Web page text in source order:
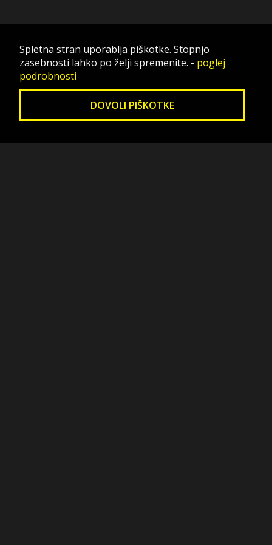
Spletna stran uporablja piškotke. Stopnjo
zasebnosti lahko po želji spremenite. - poglej
podrobnosti
DOVOLI PIŠKOTKE